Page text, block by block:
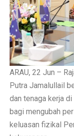
ARAU, 22 Jun –
Putra Jamalullail
dan tenaga kerja
bagi mengubah
keluasan fizikal